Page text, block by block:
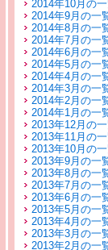
2014年10月の
2014年9月の一
2014年8月の一
2014年7月の一
2014年6月の一
2014年5月の一
2014年4月の一
2014年3月の一
2014年2月の一
2014年1月の一
2013年12月の
2013年11月の
2013年10月の
2013年9月の一
2013年8月の一
2013年7月の一
2013年6月の一
2013年5月の一
2013年4月の一
2013年3月の一
2013年2月の一